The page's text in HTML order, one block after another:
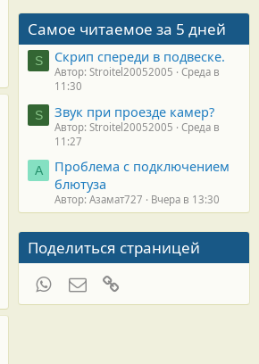
Самое читаемое за 5 дней
S Скрип спереди в подвеске.
Автор: Stroitel20052005
Среда в
11:30
S Звук при проезде камер?
Автор: Stroitel20052005
Среда в
11:27
А
Проблема с подключением
блютуза
Автор: Азамат727 Вчера в 13:30
Поделиться страницей
WhatsAppЭлектронная почта